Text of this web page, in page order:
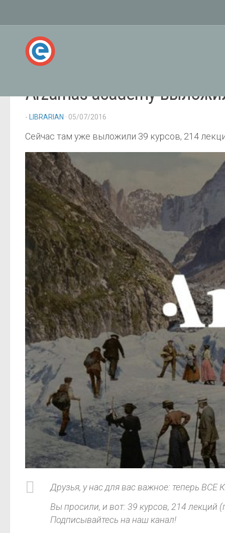
Arzamas academy
- LIBRARIAN · 05/07/2016
Сейчас там уже выложили 39 курсов, 214
Друзья, у нас для вас важное: теперь
Вы просили, и вот: 39 курсов, 214 лекций
Подписывайтесь на наш канал!